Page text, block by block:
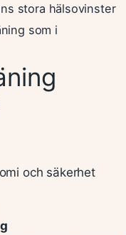
stora hälsovinster
som i
och säkerhet